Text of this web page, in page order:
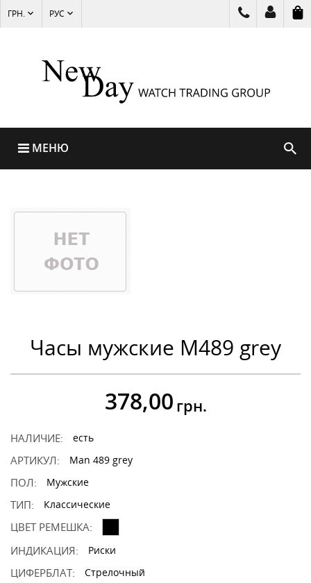
ГРН. РУС
МЕНЮ
Часы мужские M489 grey
378,00 грн.
НАЛИЧИЕ: есть
АРТИКУЛ: Man 489 grey
ПОЛ: Мужские
ТИП: Классические
ЦВЕТ РЕМЕШКА:
ИНДИКАЦИЯ:
Риски
ЦИФЕРБЛАТ: Стрелочный